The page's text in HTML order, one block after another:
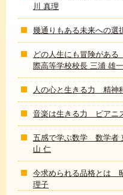
川 真理
幾通りもある未来への
どの人生にも冒険があ
際高等学校校長 三浦 雄
人の心と生きる力 精神
音楽は生きる力 ピアニ
五感で学ぶ数学 数学者
山 仁
今求められる品格とは
理子